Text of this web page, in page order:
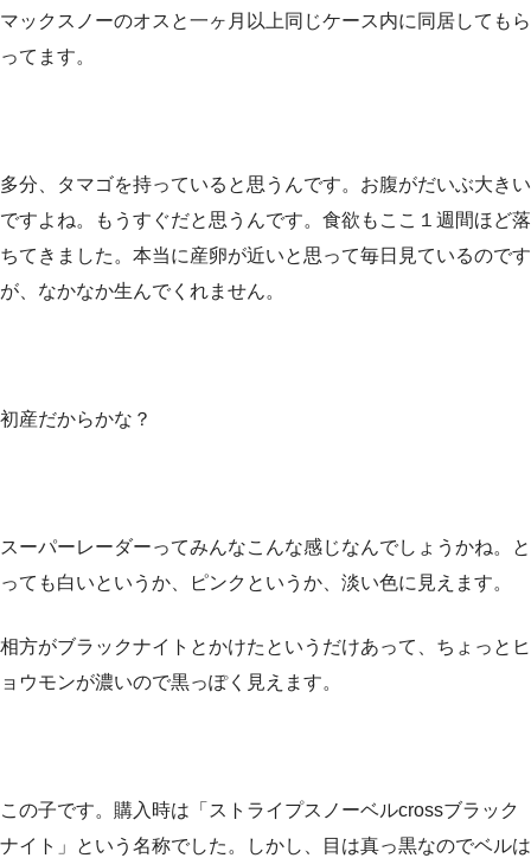
マックスノーのオスと一ヶ月以上同じケース内に同居してもら
ってます。
多分、タマゴを持っていると思うんです。お腹がだいぶ大きい
ですよね。もうすぐだと思うんです。食欲もここ１週間ほど落
ちてきました。本当に産卵が近いと思って毎日見ているのです
が、なかなか生んでくれません。
初産だからかな？
スーパーレーダーってみんなこんな感じなんでしょうかね。と
っても白いというか、ピンクというか、淡い色に見えます。
相方がブラックナイトとかけたというだけあって、ちょっとヒ
ョウモンが濃いので黒っぽく見えます。
この子です。購入時は「ストライプスノーベルcrossブラック
ナイト」という名称でした。しかし、目は真っ黒なのでベルは